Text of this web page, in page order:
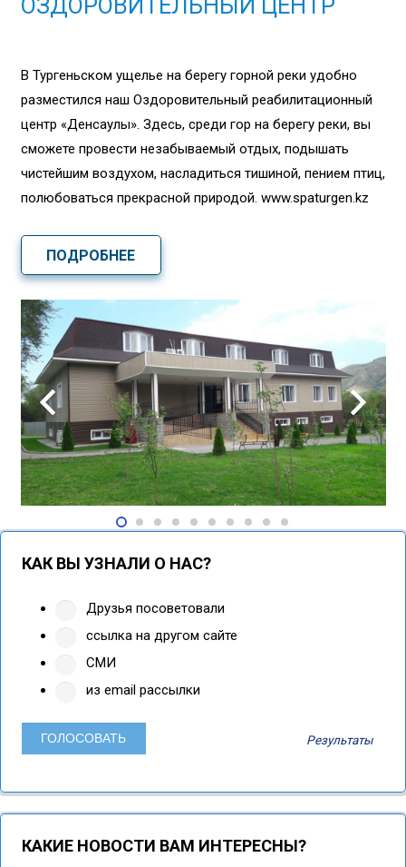
ОЗДОРОВИТЕЛЬНЫЙ ЦЕНТР
В Тургеньском ущелье на берегу горной реки удобно
разместился наш Оздоровительный реабилитационный
центр «Денсаулық». Здесь, среди гор на берегу реки, вы
сможете провести незабываемый отдых, подышать
чистейшим воздухом, насладиться тишиной, пением птиц,
полюбоваться прекрасной природой. www.spaturgen.kz
ПОДРОБНЕЕ
КАК ВЫ УЗНАЛИ О НАС?
Друзья посоветовали
ссылка на другом сайте
СМИ
из email рассылки
Результаты
КАКИЕ НОВОСТИ ВАМ ИНТЕРЕСНЫ?